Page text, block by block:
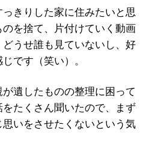
っきりした家に住みたいと思
を捨て、片付けていく動画
うせ誰も見ていないし、好
です（笑い）。
遺したものの整理に困って
たくさん聞いたので、まず
いをさせたくないという気